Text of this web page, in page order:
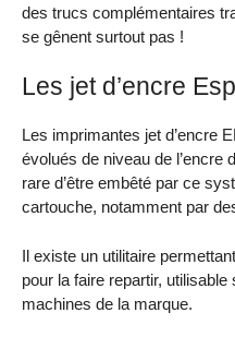
des trucs complémentaires
se gênent surtout pas !
Les jet d’encre
Les imprimantes jet d’encre
évolués de niveau de l’encre
rare d’être embêté par ce
cartouche, notamment par
Il existe un utilitaire
pour la faire repartir,
machines de la marque.